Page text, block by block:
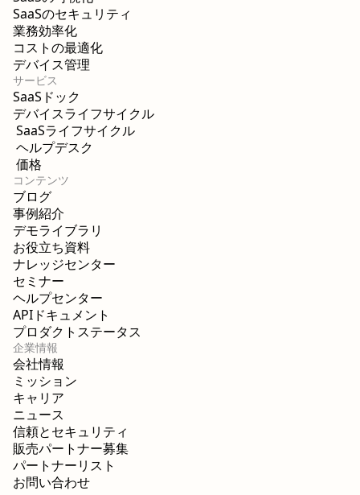
SaaSのセキュリティ
業務効率化
コストの最適化
デバイス管理
サービス
SaaSドック
デバイスライフサイクル
SaaSライフサイクル
ヘルプデスク
価格
コンテンツ
ブログ
事例紹介
デモライブラリ
お役立ち資料
ナレッジセンター
セミナー
ヘルプセンター
APIドキュメント
プロダクトステータス
企業情報
会社情報
ミッション
キャリア
ニュース
信頼とセキュリティ
販売パートナー募集
パートナーリスト
お問い合わせ